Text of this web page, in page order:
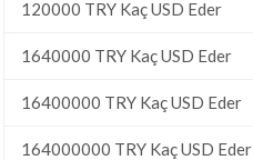
120000 TRY Kaç USD Eder
1640000 TRY Kaç USD Eder
16400000 TRY Kaç USD Eder
164000000 TRY Kaç USD Eder